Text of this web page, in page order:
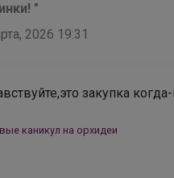
"
2026 19:31
закупка
каникул на орхидеи